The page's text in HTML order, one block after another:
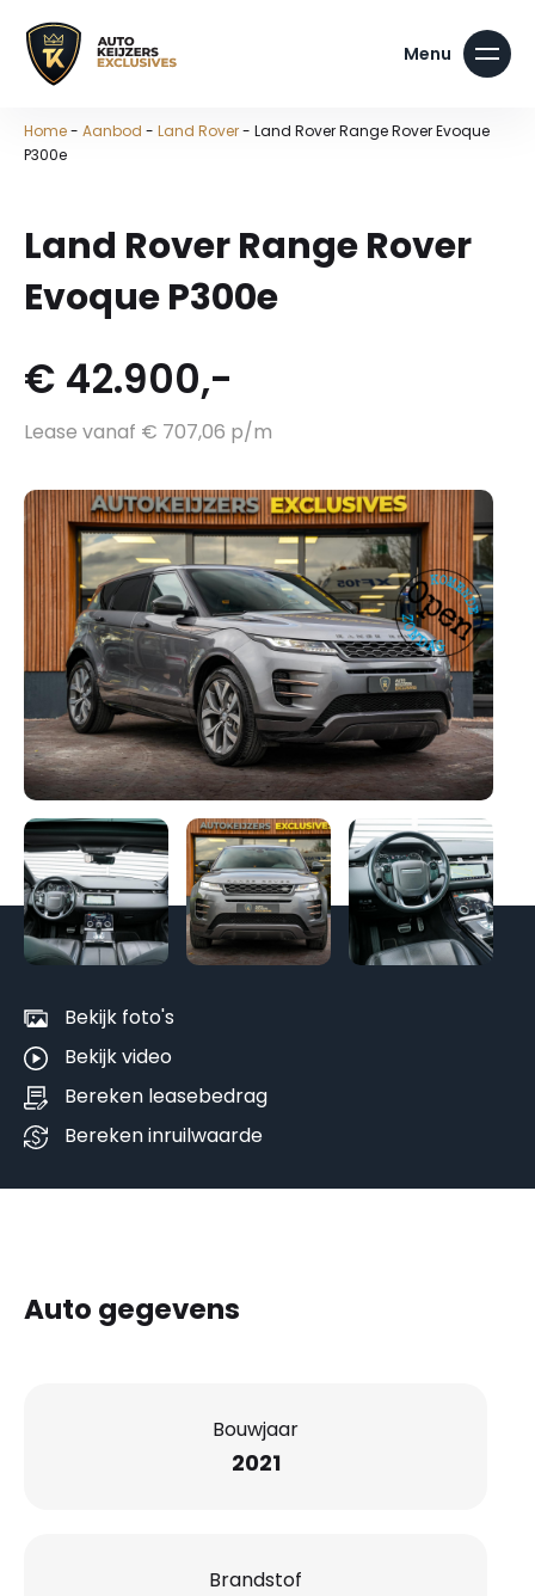
Home- Aanbod - Land Rover- Land Rover Range Rover Evoque
P300e
Land Rover Range Rover
Evoque P300e
€ 42.900,-
Lease vanaf € 707,06 p/m
Bekijk foto's
Bekijk video
Bereken leasebedrag
Bereken inruilwaarde
Auto gegevens
Bouwjaar
2021
Brandstof